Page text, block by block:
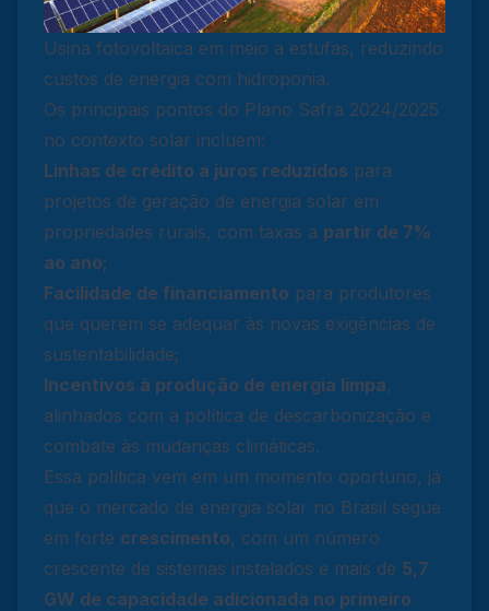
Usina fotovoltaica em meio a estufas, reduzindo
custos de energia com hidroponia.
Os principais pontos do Plano Safra 2024/2025
no contexto solar incluem:
Linhas de crédito a juros reduzidos para
projetos de geração de energia solar em
propriedades rurais, com taxas a partir de 7%
ao ano;
Facilidade de financiamento para produtores
que querem se adequar às novas exigências de
sustentabilidade;
Incentivos à produção de energia limpa,
alinhados com a política de descarbonização e
combate às mudanças climáticas.
Essa política vem em um momento oportuno, já
que o mercado de energia solar no Brasil segue
em forte crescimento, com um número
crescente de sistemas instalados e mais de 5,7
GW de capacidade adicionada no primeiro